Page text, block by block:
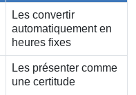
Les convertir
automatiquement en
heures fixes
Les présenter comme
une certitude